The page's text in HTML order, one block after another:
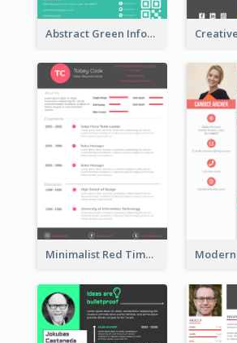
Abstract Green Infographic Resume
Minimalist Red Timeline Sales Marketing Resume